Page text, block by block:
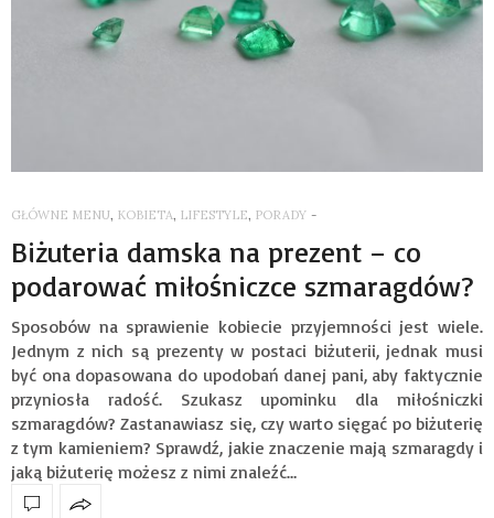
GŁÓWNE MENU, KOBIETA, LIFESTYLE, PORADY -
Biżuteria damska na prezent – co
podarować miłośniczce szmaragdów?
Sposobów na sprawienie kobiecie przyjemności jest wiele.
Jednym z nich są prezenty w postaci biżuterii, jednak musi
być ona dopasowana do upodobań danej pani, aby faktycznie
przyniosła radość. Szukasz upominku dla miłośniczki
szmaragdów? Zastanawiasz się, czy warto sięgać po biżuterię
z tym kamieniem? Sprawdź, jakie znaczenie mają szmaragdy i
jaką biżuterię możesz z nimi znaleźć…